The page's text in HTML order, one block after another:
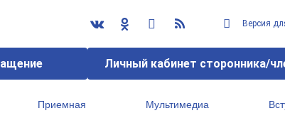
Версия
Личный кабинет сторонника/
Приемная Мультимедиа